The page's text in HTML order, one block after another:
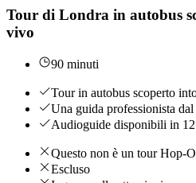
Tour di Londra in autobus
vivo
90 minuti
Tour in autobus scoperto
Una guida professionista
Audioguide disponibili in
Questo non è un tour Hop-
Escluso